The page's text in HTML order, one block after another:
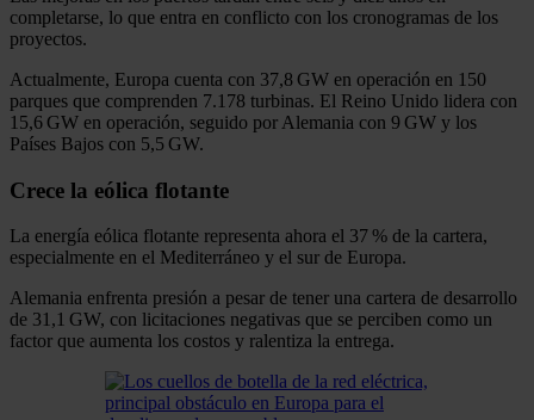
completarse, lo que entra en conflicto con los cronogramas de los
proyectos.
Actualmente, Europa cuenta con 37,8 GW en operación en 150
parques que comprenden 7.178 turbinas. El Reino Unido lidera con
15,6 GW en operación, seguido por Alemania con 9 GW y los
Países Bajos con 5,5 GW.
Crece la eólica flotante
La energía eólica flotante representa ahora el 37 % de la cartera,
especialmente en el Mediterráneo y el sur de Europa.
Alemania enfrenta presión a pesar de tener una cartera de desarrollo
de 31,1 GW, con licitaciones negativas que se perciben como un
factor que aumenta los costos y ralentiza la entrega.